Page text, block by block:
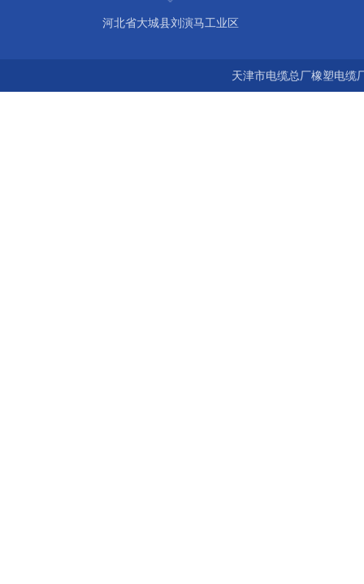
河北省大城县刘演马工业区
天津市电缆总厂橡塑电